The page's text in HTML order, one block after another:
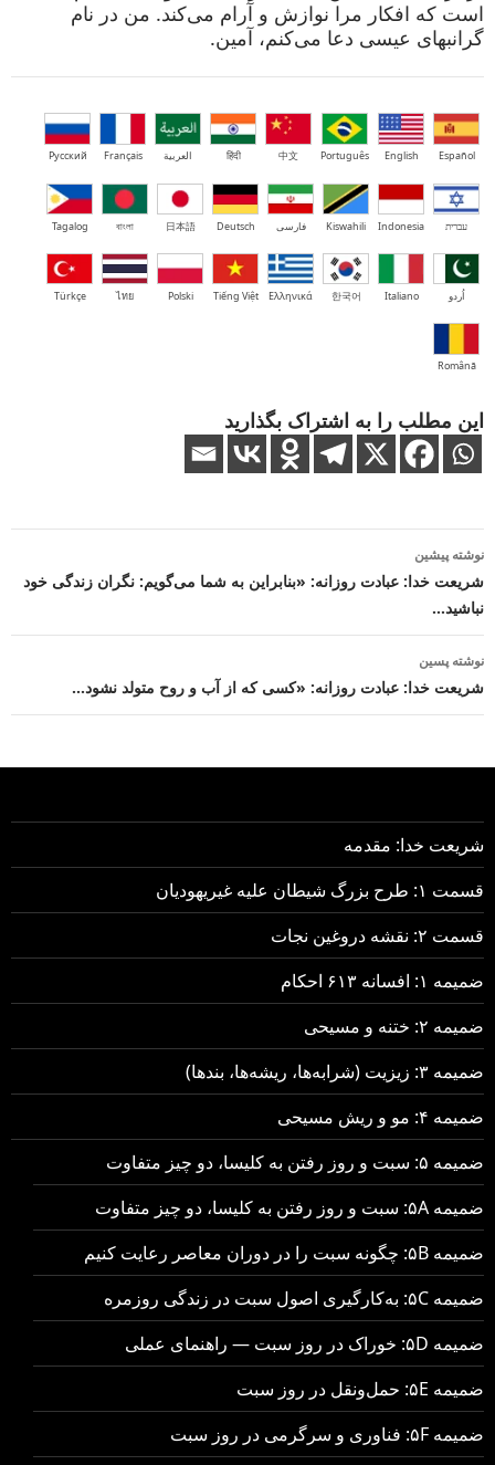
است که افکار مرا نوازش و آرام می‌کند. من در نام
گرانبهای عیسی دعا می‌کنم، آمین.
Español
English
Português
中文
हिंदी العربية Français
Русский
עברית Indonesia
Kiswahili فارسی Deutsch
日本語
বাংলা
Tagalog
اُردو Italiano
한국어
Ελληνικά
Tiếng Việt
Polski
ไทย
Türkçe
Română
این مطلب را به اشتراک بگذارید
ناوبری
نوشته
نوشته پیشین
شریعت خدا: عبادت روزانه: «بنابراین به شما می‌گویم: نگران زندگی خود
نباشید…
نوشته پسین
شریعت خدا: عبادت روزانه: «کسی که از آب و روح متولد نشود…
شریعت خدا: مقدمه
قسمت ۱: طرح بزرگ شیطان علیه غیریهودیان
قسمت ۲: نقشه دروغین نجات
ضمیمه ۱: افسانه ۶۱۳ احکام
ضمیمه ۲: ختنه و مسیحی
ضمیمه ۳: زیزیت (شرابه‌ها، ریشه‌ها، بندها)
ضمیمه ۴: مو و ریش مسیحی
ضمیمه ۵: سبت و روز رفتن به کلیسا، دو چیز متفاوت
ضمیمه ۵A: سبت و روز رفتن به کلیسا، دو چیز متفاوت
ضمیمه ۵B: چگونه سبت را در دوران معاصر رعایت کنیم
ضمیمه ۵C: به‌کارگیری اصول سبت در زندگی روزمره
ضمیمه ۵D: خوراک در روز سبت — راهنمای عملی
ضمیمه ۵E: حمل‌ونقل در روز سبت
ضمیمه ۵F: فناوری و سرگرمی در روز سبت